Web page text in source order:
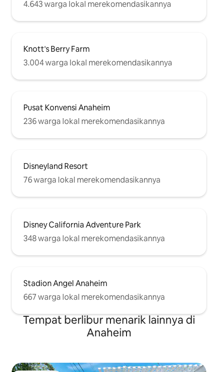
4.643 warga lokal merekomendasikannya
Knott's Berry Farm
3.004 warga lokal merekomendasikannya
Pusat Konvensi Anaheim
236 warga lokal merekomendasikannya
Disneyland Resort
76 warga lokal merekomendasikannya
Disney California Adventure Park
348 warga lokal merekomendasikannya
Stadion Angel Anaheim
667 warga lokal merekomendasikannya
Tempat berlibur menarik lainnya di
Anaheim